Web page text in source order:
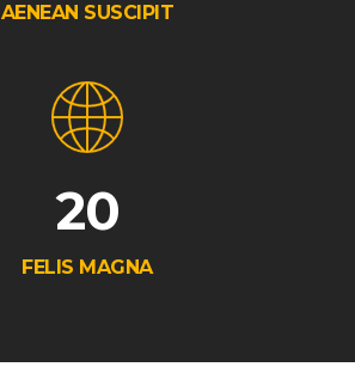
AENEAN SUSCIPIT
20
FELIS MAGNA